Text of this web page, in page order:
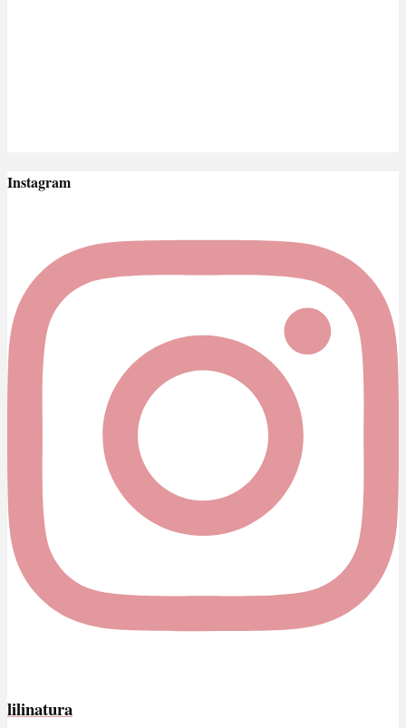
Instagram
lilinatura